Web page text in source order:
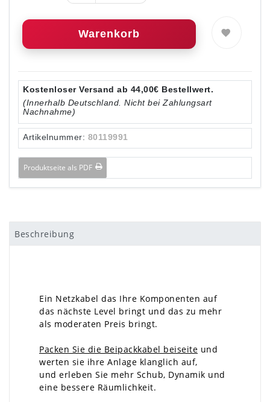
Warenkorb
Kostenloser Versand ab 44,00€ Bestellwert.
(Innerhalb Deutschland. Nicht bei Zahlungsart
Nachnahme)
Artikelnummer: 80119991
Produktseite als PDF
Beschreibung
Ein Netzkabel das Ihre Komponenten auf
das nächste Level bringt und das zu mehr
als moderaten Preis bringt.
Packen Sie die Beipackkabel beiseite und
werten sie ihre Anlage klanglich auf,
und erleben Sie mehr Schub, Dynamik und
eine bessere Räumlichkeit.